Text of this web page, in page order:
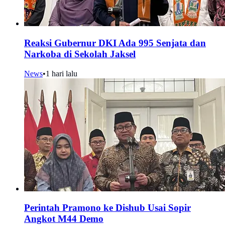
Reaksi Gubernur DKI Ada 995 Senjata dan
Narkoba di Sekolah Jaksel
News•1 hari lalu
Perintah Pramono ke Dishub Usai Sopir
Angkot M44 Demo